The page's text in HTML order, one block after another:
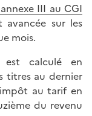
III au CGI
sur les
mois.
est calculé en
titres au dernier
au tarif en
du revenu